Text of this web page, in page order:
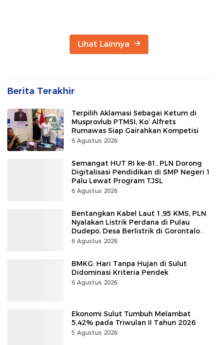
Lihat Lainnya
Berita Terakhir
Terpilih Aklamasi Sebagai Ketum di
Musprovlub PTMSI, Ko’ Alfrets
Rumawas Siap Gairahkan Kompetisi
6 Agustus 2026
Semangat HUT RI ke-81, PLN Dorong
Digitalisasi Pendidikan di SMP Negeri 1
Palu Lewat Program TJSL
6 Agustus 2026
Bentangkan Kabel Laut 1,95 KMS, PLN
Nyalakan Listrik Perdana di Pulau
Dudepo, Desa Berlistrik di Gorontalo
100 Persen
6 Agustus 2026
BMKG: Hari Tanpa Hujan di Sulut
Didominasi Kriteria Pendek
6 Agustus 2026
Ekonomi Sulut Tumbuh Melambat
5,42% pada Triwulan II Tahun 2026
5 Agustus 2026